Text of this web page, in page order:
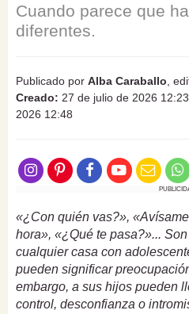
Cuando parece que
diferentes.
Publicado por Alba Caraballo,
Creado: 27 de julio de 2026 12:23
2026 12:48
«¿Con quién vas?»,
hora», «¿Qué te pasa?»...
cualquier casa con
pueden significar
embargo, a sus hijos pueden
control, desconfianza o